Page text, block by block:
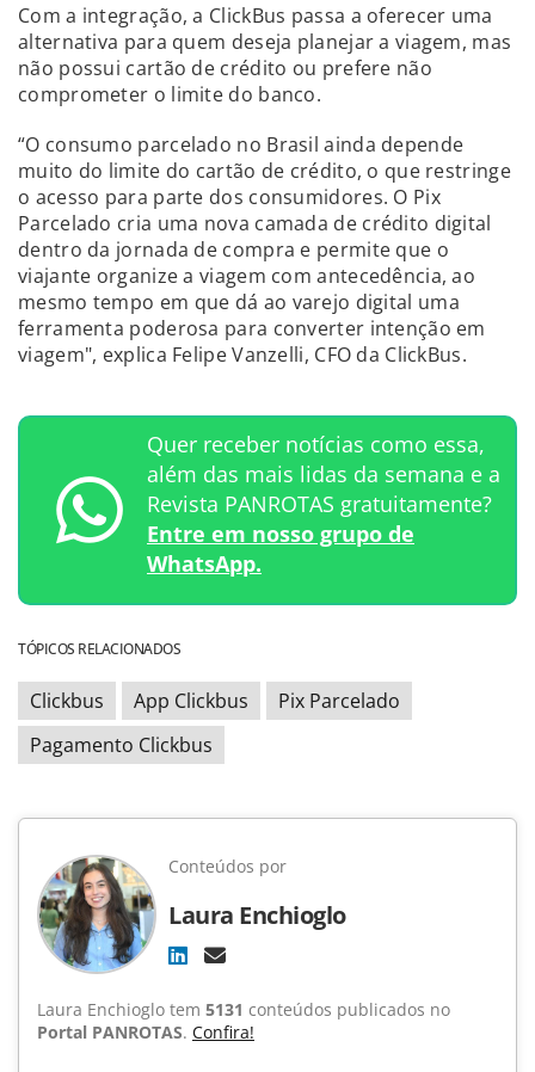
Com a integração, a ClickBus passa a oferecer uma
alternativa para quem deseja planejar a viagem, mas
não possui cartão de crédito ou prefere não
comprometer o limite do banco.
“O consumo parcelado no Brasil ainda depende
muito do limite do cartão de crédito, o que restringe
o acesso para parte dos consumidores. O Pix
Parcelado cria uma nova camada de crédito digital
dentro da jornada de compra e permite que o
viajante organize a viagem com antecedência, ao
mesmo tempo em que dá ao varejo digital uma
ferramenta poderosa para converter intenção em
viagem", explica Felipe Vanzelli, CFO da ClickBus.
Quer receber notícias como essa,
além das mais lidas da semana e a
Revista PANROTAS gratuitamente?
Entre em nosso grupo de
WhatsApp.
TÓPICOS RELACIONADOS
Clickbus App Clickbus
Pix Parcelado
Pagamento Clickbus
Conteúdos por
Laura Enchioglo
Laura Enchioglo tem 5131 conteúdos publicados no
Portal PANROTAS. Confira!